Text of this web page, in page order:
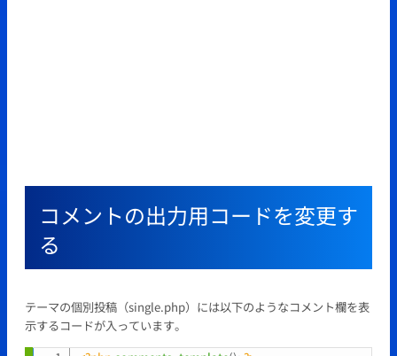
コメントの出力用コードを変更す
る
テーマの個別投稿（single.php）には以下のようなコメント欄を表
示するコードが入っています。